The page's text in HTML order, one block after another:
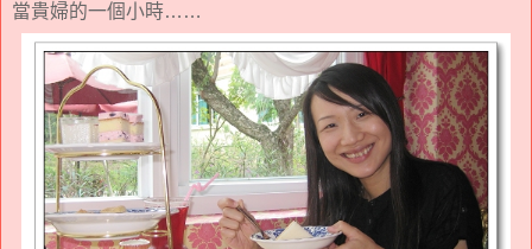
當貴婦的一個小時……